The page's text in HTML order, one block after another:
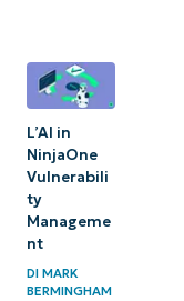
L’AI in
NinjaOne
Vulnerabili
ty
Manageme
nt
DIMARK
BERMINGHAM